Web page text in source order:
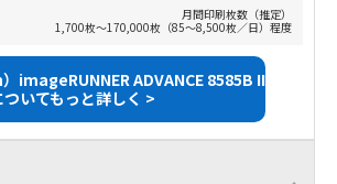
月間印刷枚数（推定）
1,700枚～170,000枚（85～8,500枚／日）程度
imageRUNNER ADVANCE 8585B II
ついてもっと詳しく >